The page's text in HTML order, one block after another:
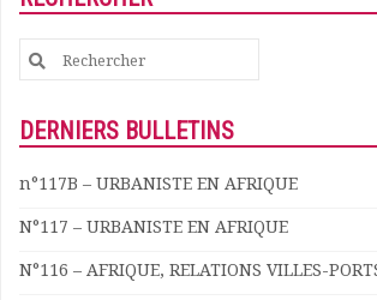
Nous contacter
Search
for:
DERNIERS BULLETINS
n°117B – URBANISTE EN AFRIQUE
N°117 – URBANISTE EN AFRIQUE
N°116 – AFRIQUE, RELATIONS VILLES-